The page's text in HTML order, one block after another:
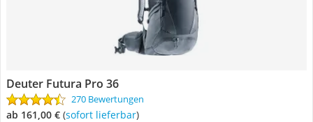
Deuter Futura Pro 36
270 Bewertungen
ab 161,00 € ( Sofort lieferbar)